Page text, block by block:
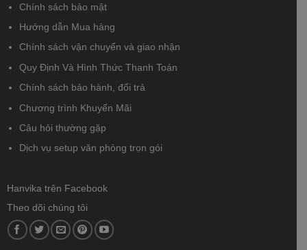
Chính sách bảo mật
Hướng dẫn Mua hàng
Chính sách vận chuyển và giao nhận
Quy Định Và Hình Thức Thanh Toán
Chính sách bảo hành, đổi trả
Chương trình Khuyến Mãi
Câu hỏi thường gặp
Dịch vụ setup văn phòng trọn gói
Hanvika trên Facebook
Theo dõi chúng tôi